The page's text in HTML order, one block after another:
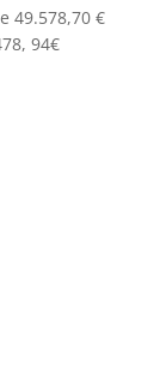
49.578,70 €
94€